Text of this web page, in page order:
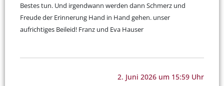
Bestes tun. Und irgendwann werden dann Schmerz und
Freude der Erinnerung Hand in Hand gehen. unser
aufrichtiges Beileid! Franz und Eva Hauser
2. Juni 2026 um 15:59 Uhr